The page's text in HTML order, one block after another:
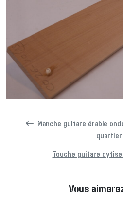
Manche guitare érable
quartier
Touche guitare cytise
Vous